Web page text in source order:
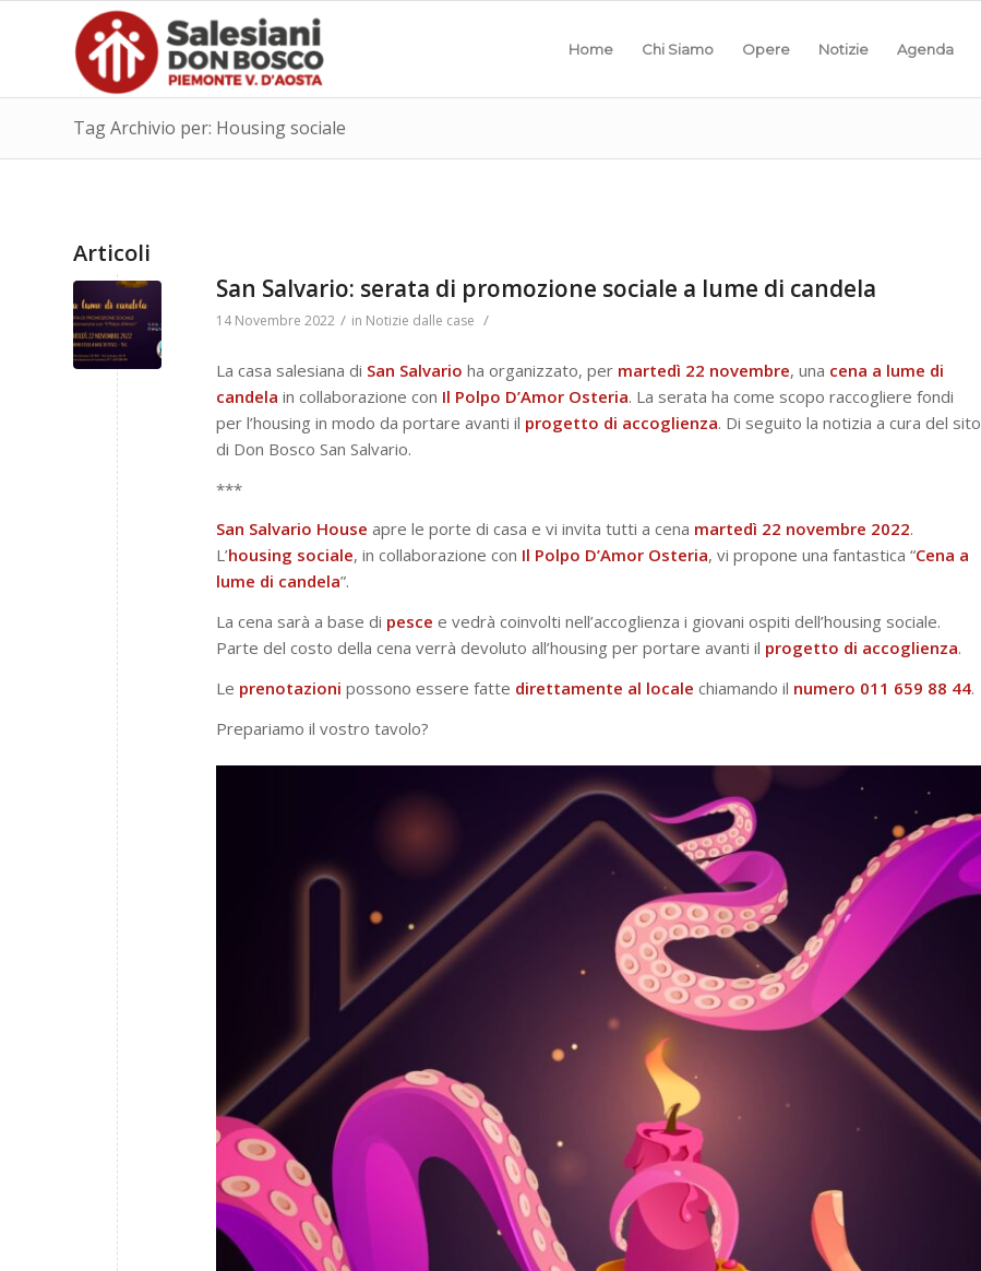
Home Chi Siamo Opere Notizie Agenda
Tag Archivio per: Housing sociale
Articoli
San Salvario: serata di promozione sociale a lume di candela
14 Novembre 2022 / in Notizie dalle case /
La casa salesiana di San Salvario ha organizzato, per martedì 22 novembre, una cena a lume di
candela in collaborazione con Il Polpo D’Amor Osteria. La serata ha come scopo raccogliere fondi
per l’housing in modo da portare avanti il progetto di accoglienza. Di seguito la notizia a cura del sito
di Don Bosco San Salvario.
***
San Salvario House apre le porte di casa e vi invita tutti a cena martedì 22 novembre 2022.
L’housing sociale, in collaborazione con Il Polpo D’Amor Osteria, vi propone una fantastica “Cena a
lume di candela”.
La cena sarà a base di pesce e vedrà coinvolti nell’accoglienza i giovani ospiti dell’housing sociale.
Parte del costo della cena verrà devoluto all’housing per portare avanti il progetto di accoglienza.
Le prenotazioni possono essere fatte direttamente al locale chiamando il numero 011 659 88 44.
Prepariamo il vostro tavolo?